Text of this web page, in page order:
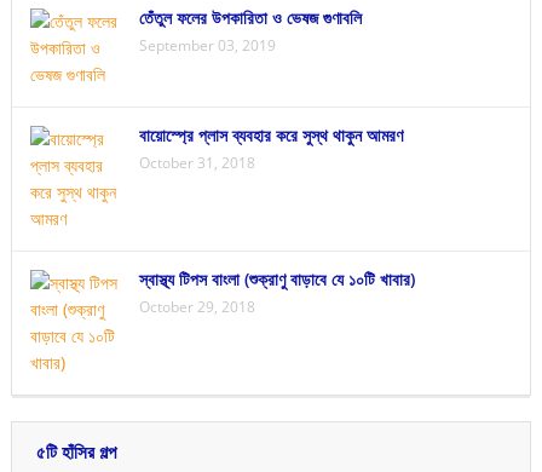
তেঁতুল ফলের উপকারিতা ও ভেষজ গুণাবলি
September 03, 2019
বায়োস্প্রে প্লাস ব্যবহার করে সুস্থ থাকুন আমরণ
October 31, 2018
স্বাস্থ্য টিপস বাংলা (শুক্রাণু বাড়াবে যে ১০টি খাবার)
October 29, 2018
৫টি হাঁসির গল্প